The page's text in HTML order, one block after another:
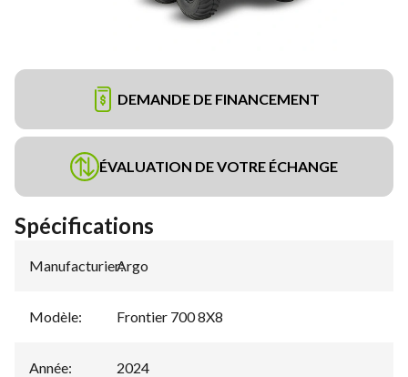
DEMANDE DE FINANCEMENT
ÉVALUATION DE VOTRE ÉCHANGE
Spécifications
Manufacturier:
Argo
Modèle: Frontier 700 8X8
Année: 2024